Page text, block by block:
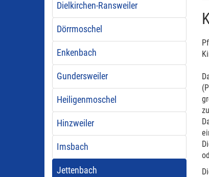
Dielkirchen-Ransweiler
Dörrmoschel
Enkenbach
Gundersweiler
Heiligenmoschel
Hinzweiler
Imsbach
Jettenbach